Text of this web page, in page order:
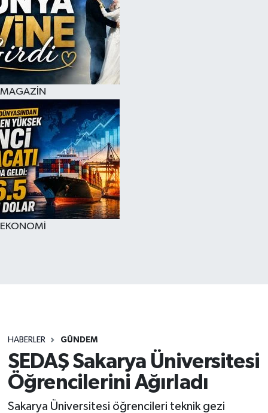
MAGAZİN
EKONOMİ
HABERLER GÜNDEM
SEDAŞ Sakarya Üniversitesi
Öğrencilerini Ağırladı
Sakarya Üniversitesi öğrencileri teknik gezi